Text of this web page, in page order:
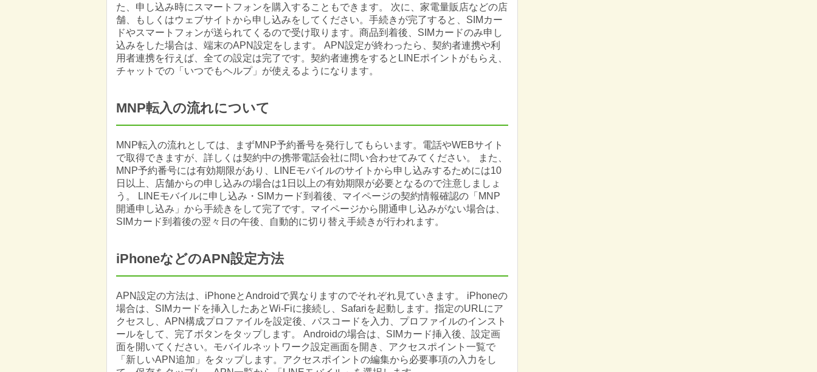
た、申し込み時にスマートフォンを購入することもできます。 次に、家電量販店などの店
舗、もしくはウェブサイトから申し込みをしてください。手続きが完了すると、SIMカー
ドやスマートフォンが送られてくるので受け取ります。商品到着後、SIMカードのみ申し
込みをした場合は、端末のAPN設定をします。 APN設定が終わったら、契約者連携や利
用者連携を行えば、全ての設定は完了です。契約者連携をするとLINEポイントがもらえ、
チャットでの「いつでもヘルプ」が使えるようになります。
MNP転入の流れについて
MNP転入の流れとしては、まずMNP予約番号を発行してもらいます。電話やWEBサイト
で取得できますが、詳しくは契約中の携帯電話会社に問い合わせてみてください。 また、
MNP予約番号には有効期限があり、LINEモバイルのサイトから申し込みするためには10
日以上、店舗からの申し込みの場合は1日以上の有効期限が必要となるので注意しましょ
う。 LINEモバイルに申し込み・SIMカード到着後、マイページの契約情報確認の「MNP
開通申し込み」から手続きをして完了です。マイページから開通申し込みがない場合は、
SIMカード到着後の翌々日の午後、自動的に切り替え手続きが行われます。
iPhoneなどのAPN設定方法
APN設定の方法は、iPhoneとAndroidで異なりますのでそれぞれ見ていきます。 iPhoneの
場合は、SIMカードを挿入したあとWi-Fiに接続し、Safariを起動します。指定のURLにア
クセスし、APN構成プロファイルを設定後、パスコードを入力、プロファイルのインスト
ールをして、完了ボタンをタップします。 Androidの場合は、SIMカード挿入後、設定画
面を開いてください。モバイルネットワーク設定画面を開き、アクセスポイント一覧で
「新しいAPN追加」をタップします。アクセスポイントの編集から必要事項の入力をし